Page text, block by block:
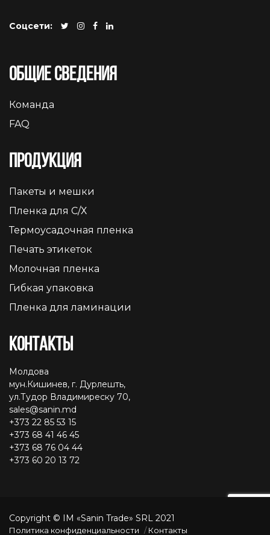
Соцсети:
Общие сведения
Команда
FAQ
Продукция
Пакеты и мешки
Пленка для С/Х
Термоусадочная пленка
Печать этикеток
Молочная пленка
Гибкая упаковка
Пленка для ламинации
Контакты
Молдова
мун.Кишинев, г. Дурлешть,
ул.Тудор Владимиреску 70,
sales@sanin.md
+373 22 85 53 15
+373 68 41 46 45
+373 68 76 04 44
+373 60 20 13 72
Copyright © IM «Sanin Trade» SRL 2021
Политика конфиденциальности Контакты